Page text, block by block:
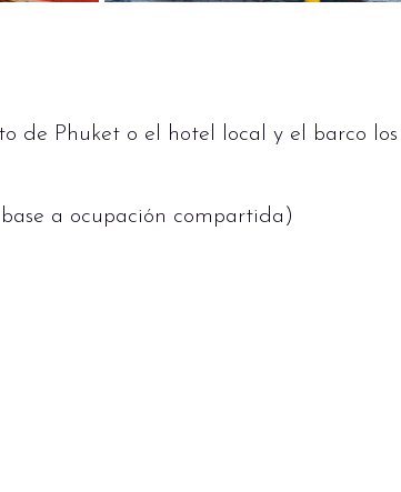
de Phuket o el hotel local y el barco los
a ocupación compartida)